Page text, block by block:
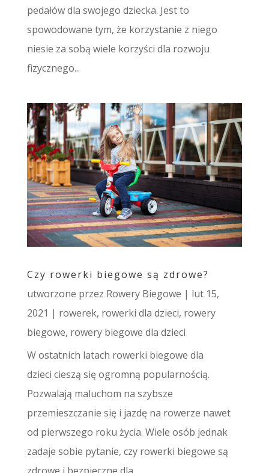
pedałów dla swojego dziecka. Jest to
spowodowane tym, że korzystanie z niego
niesie za sobą wiele korzyści dla rozwoju
fizycznego...
Czy rowerki biegowe są zdrowe?
utworzone przez Rowery Biegowe | lut 15,
2021 | rowerek, rowerki dla dzieci, rowery
biegowe, rowery biegowe dla dzieci
W ostatnich latach rowerki biegowe dla
dzieci cieszą się ogromną popularnością.
Pozwalają maluchom na szybsze
przemieszczanie się i jazdę na rowerze nawet
od pierwszego roku życia. Wiele osób jednak
zadaje sobie pytanie, czy rowerki biegowe są